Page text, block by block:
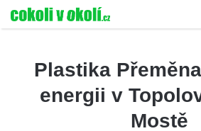
Plastika
energii v
Mostě